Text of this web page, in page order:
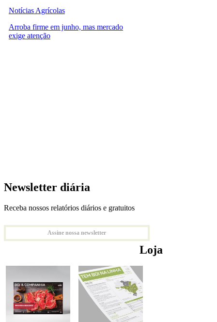
Notícias Agrícolas
Arroba firme em junho, mas mercado
exige atenção
Newsletter diária
Receba nossos relatórios diários e gratuitos
Assine nossa newsletter
Loja